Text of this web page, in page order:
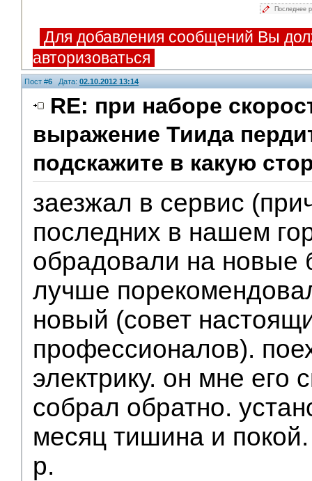
Последнее
Для добавления сообщений Вы
авторизоваться
Пост #6 Дата: 02.10.2012 13:14
RE: при наборе
выражение Тиида
подскажите в какую
заезжал в сервис
последних в нашем
обрадовали на новые
лучше
новый (совет
профессионалов).
электрику. он мне его
собрал обратно.
месяц тишина и
р.